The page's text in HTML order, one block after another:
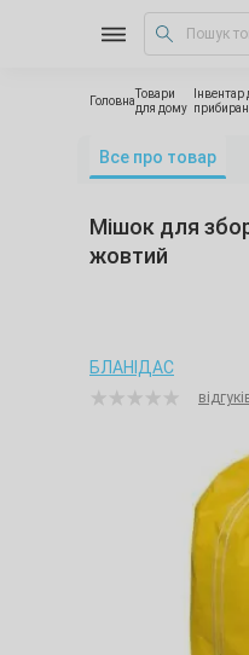
Головна
Товари
для дому
Інвентар
Все про товар
Мішок для
жовтий
БЛАНІДАС